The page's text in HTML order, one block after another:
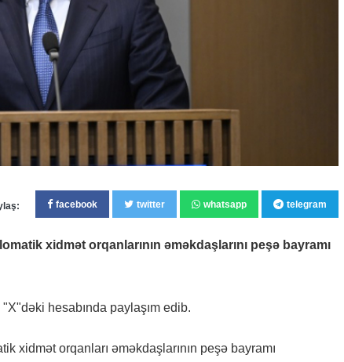
facebook twitter whatsapp telegram
xidmət orqanlarının əməkdaşlarını peşə bayramı
hesabında paylaşım edib.
xidmət orqanları əməkdaşlarının peşə bayramı